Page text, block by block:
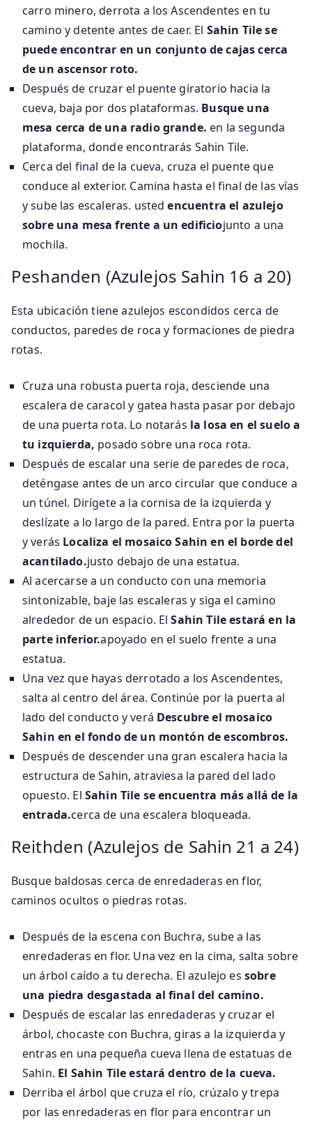
carro minero, derrota a los Ascendentes en tu
camino y detente antes de caer. El Sahin Tile se
puede encontrar en un conjunto de cajas cerca
de un ascensor roto.
Después de cruzar el puente giratorio hacia la
cueva, baja por dos plataformas. Busque una
mesa cerca de una radio grande. en la segunda
plataforma, donde encontrarás Sahin Tile.
Cerca del final de la cueva, cruza el puente que
conduce al exterior. Camina hasta el final de las vías
y sube las escaleras. ustedencuentra el azulejo
sobre una mesa frente a un edificiojunto a una
mochila.
Peshanden (Azulejos Sahin 16 a 20)
Esta ubicación tiene azulejos escondidos cerca de
conductos, paredes de roca y formaciones de piedra
rotas.
Cruza una robusta puerta roja, desciende una
escalera de caracol y gatea hasta pasar por debajo
de una puerta rota. Lo notarás la losa en el suelo a
tu izquierda, posado sobre una roca rota.
Después de escalar una serie de paredes de roca,
deténgase antes de un arco circular que conduce a
un túnel. Dirígete a la cornisa de la izquierda y
deslízate a lo largo de la pared. Entra por la puerta
y verás Localiza el mosaico Sahin en el borde del
acantilado.justo debajo de una estatua.
Al acercarse a un conducto con una memoria
sintonizable, baje las escaleras y siga el camino
alrededor de un espacio. ElSahin Tile estará en la
parte inferior.apoyado en el suelo frente a una
estatua.
Una vez que hayas derrotado a los Ascendentes,
salta al centro del área. Continúe por la puerta al
lado del conducto y verá Descubre el mosaico
Sahin en el fondo de un montón de escombros.
Después de descender una gran escalera hacia la
estructura de Sahin, atraviesa la pared del lado
opuesto. El Sahin Tile se encuentra más allá de la
entrada.cerca de una escalera bloqueada.
Reithden (Azulejos de Sahin 21 a 24)
Busque baldosas cerca de enredaderas en flor,
caminos ocultos o piedras rotas.
Después de la escena con Buchra, sube a las
enredaderas en flor. Una vez en la cima, salta sobre
un árbol caído a tu derecha. El azulejo es sobre
una piedra desgastada al final del camino.
Después de escalar las enredaderas y cruzar el
árbol, chocaste con Buchra, giras a la izquierda y
entras en una pequeña cueva llena de estatuas de
Sahin. El Sahin Tile estará dentro de la cueva.
Derriba el árbol que cruza el río, crúzalo y trepa
por las enredaderas en flor para encontrar un